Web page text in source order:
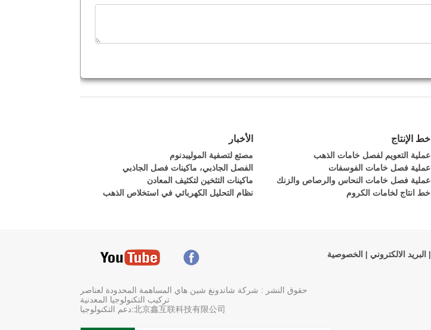
خط الإنتاج
عملية التعويم لفصل خامات الذهب
عملية فصل خامات الفوسفات
عملية فصل خامات النحاس والرصاص والزنك
خط انتاج لخامات الكروم
الأخبار
مصتع لتصفية الموليبدنوم
الفصل الجاذبي، ماكينات فصل الجاذبي
ماكينات التثخين لتكثيف المعادن
نظام التحليل الكهربائي في استخلاص الذهب
| البريد الالكتروني | الخصوصية
حقوق النشر : شركة شاندونغ شين هاي المساهمة المحدودة لعناصر
تركيب التكنولوجيا المعدنية
北京鑫互联科技有限公司:دعم التكنولوجيا